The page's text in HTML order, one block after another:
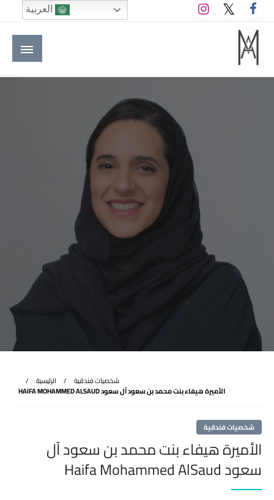
التخطي
إلى
المحتوى
M A hotels | إم ايه هوتيلز
الموقع الأول للعاملين في الفنادق في العالم العربي
الرئيسية
شخصيات فندقية
الأميرة هيفاء بنت محمد بن سعود آل سعود HAIFA MOHAMMED ALSAUD
شخصيات فندقية
الأميرة هيفاء بنت محمد بن سعود آل
سعود Haifa Mohammed AlSaud
العربية